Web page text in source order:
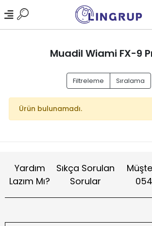
Muadil Wiami FX-9
Filtreleme Sıralama
Ürün bulunamadı.
Yardım
Lazım Mı?
Sıkça Sorulan
Sorular